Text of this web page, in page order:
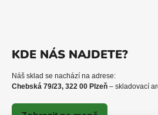
KDE NÁS NAJDETE?
Náš sklad se nachází na adrese:
Chebská 79/23, 322 00 Plzeň – skladovací